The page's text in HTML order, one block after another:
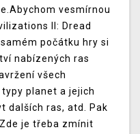
vesmírnou
II: Dread
počátku hry si
nabízených ras
všech
planet a jejich
dalších ras, atd. Pak
je třeba zmínit